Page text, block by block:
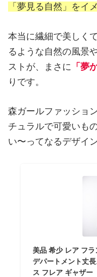
「夢見る自然」をイ
本当に繊細で美しく
るような自然の風景
ストが、まさに 「夢
りです。
森ガールファッショ
チュラルで可愛いも
い〜ってなるデザイ
美品 希少 レア フ
デパートメント丈
ス フレア ギャザー